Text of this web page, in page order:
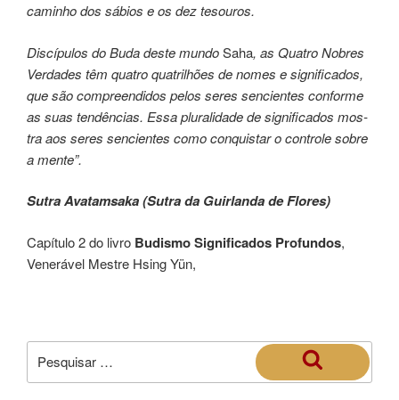
cami­nho dos sábios e os dez tesou­ros.
Discípulos do Buda deste mundoSaha, as Quatro Nobres
Verdades têm qua­tro qua­tri­lhões de nomes e signi­fi­ca­dos,
que são com­preen­di­dos pelos seres sen­cien­tes conforme
as suas ten­dên­cias. Essa plu­ra­li­da­de de significa­dos mos­
tra aos seres sencien­tes como con­quis­tar o con­tro­le sobre
a mente”.
Sutra Avatamsaka (Sutra da Guirlanda de Flores)
Capítulo 2 do livro Budismo Significados Profundos,
Venerável Mestre Hsing Yün,